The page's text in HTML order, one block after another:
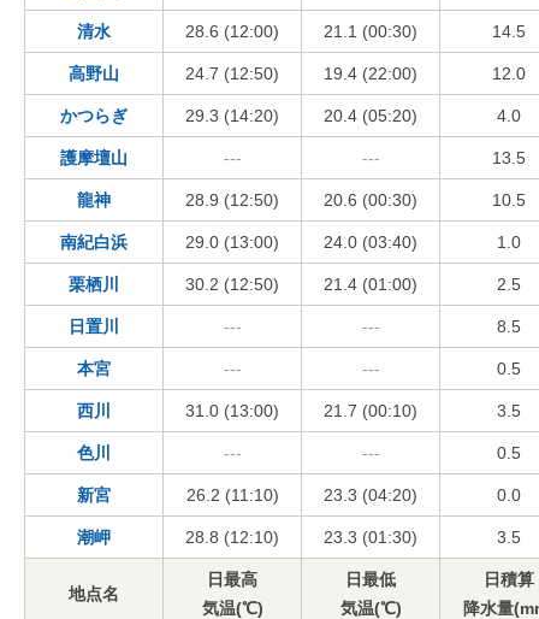
清水 28.6 (12:00) 21.1 (00:30) 14.5
高野山 24.7 (12:50) 19.4 (22:00) 12.0
かつらぎ 29.3 (14:20) 20.4 (05:20) 4.0
護摩壇山 --- --- 13.5
龍神 28.9 (12:50) 20.6 (00:30) 10.5
南紀白浜 29.0 (13:00) 24.0 (03:40) 1.0
栗栖川 30.2 (12:50) 21.4 (01:00) 2.5
日置川 --- --- 8.5
本宮 --- --- 0.5
西川 31.0 (13:00) 21.7 (00:10) 3.5
色川 --- --- 0.5
新宮 26.2 (11:10) 23.3 (04:20) 0.0
潮岬 28.8 (12:10) 23.3 (01:30) 3.5
地点名
日最高
気温(℃)
日最低
気温(℃)
日積算
降水量